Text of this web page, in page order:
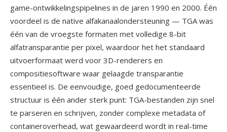
game-ontwikkelingspipelines in de jaren 1990 en 2000. Één
voordeel is de native alfakanaalondersteuning — TGA was
één van de vroegste formaten met volledige 8-bit
alfatransparantie per pixel, waardoor het het standaard
uitvoerformaat werd voor 3D-renderers en
compositiesoftware waar gelaagde transparantie
essentieel is. De eenvoudige, goed gedocumenteerde
structuur is één ander sterk punt: TGA-bestanden zijn snel
te parseren en schrijven, zonder complexe metadata of
containeroverhead, wat gewaardeerd wordt in real-time